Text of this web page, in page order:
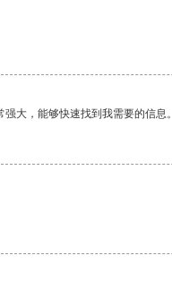
大，能够快速找到我需要的信息。